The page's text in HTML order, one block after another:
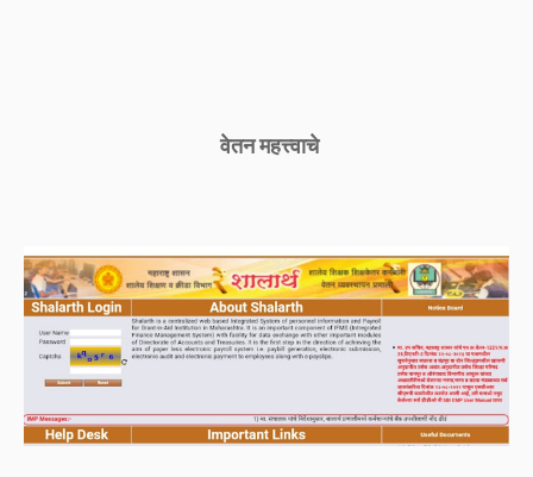
वेतन महत्त्वाचे